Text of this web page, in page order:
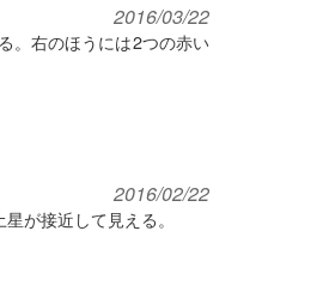
2016/03/22
。右のほうには2つの赤い
2016/02/22
が接近して見える。